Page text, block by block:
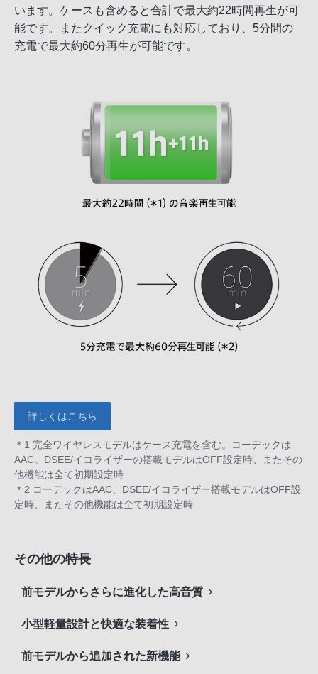
います。ケースも含めると合計で最大約22時間再生が可
能です。またクイック充電にも対応しており、5分間の
充電で最大約60分再生が可能です。
詳しくはこちら
＊1 完全ワイヤレスモデルはケース充電を含む。コーデックは
AAC。DSEE/イコライザーの搭載モデルはOFF設定時、またその
他機能は全て初期設定時
＊2 コーデックはAAC、DSEE/イコライザー搭載モデルはOFF設
定時、またその他機能は全て初期設定時
その他の特長
前モデルからさらに進化した高音質
小型軽量設計と快適な装着性
前モデルから追加された新機能